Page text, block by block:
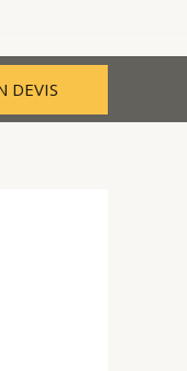
DEVIS